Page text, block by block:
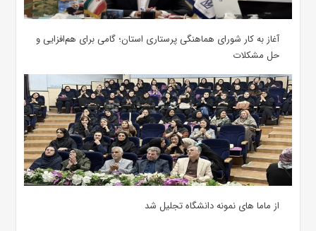
آغاز به کار شورای هماهنگی پرستاری استان؛ گامی برای هم‌افزایی و
حل مشکلات
از ماما های نمونه دانشگاه تجلیل شد